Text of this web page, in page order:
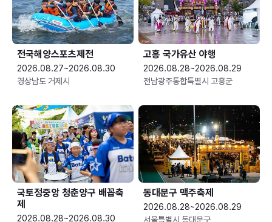
전국해양스포츠제전
2026.08.27~2026.08.30
경상남도 거제시
고흥 국가유산 야행
2026.08.28~2026.08.29
전남광주통합특별시 고흥군
국토정중앙 청춘양구 배꼽축
제
2026.08.28~2026.08.30
동대문구 맥주축제
2026.08.28~2026.08.29
서울특별시 동대문구